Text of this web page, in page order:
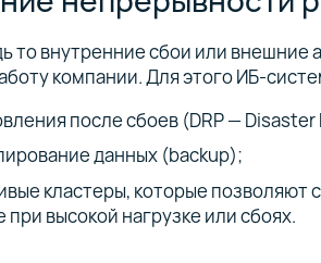
то внутренние сбои или внешние
компании. Для этого ИБ-
после сбоев (DRP —
данных (backup);
кластеры, которые позволяют
высокой нагрузке или сбоях.